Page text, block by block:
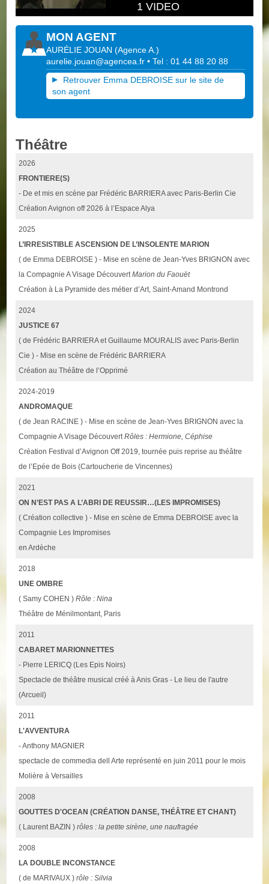
1 VIDEO
MON AGENT
AURÉLIE JOUAN (Agence A.)
aurelie.jouan@agencea.fr • Tel : 01 44 88 20 88
Retrouver Emma DEBROISE sur le site de
son agent
Théâtre
2026
FRONTIERE(S)
- De et mis en scène par Frédéric BARRIERA avec Paris-Berlin Cie
Création Avignon off 2026 à l’Espace Alya
2025
L’IRRESISTIBLE ASCENSION DE L’INSOLENTE MARION
( de Emma DEBROISE ) - Mise en scène de Jean-Yves BRIGNON avec
la Compagnie A Visage DécouvertMarion du Faouët
Création à La Pyramide des métier d’Art, Saint-Amand Montrond
2024
JUSTICE 67
( de Frédéric BARRIERA et Guillaume MOURALIS avec Paris-Berlin
Cie ) - Mise en scène de Frédéric BARRIERA
Création au Théâtre de l’Opprimé
2024-2019
ANDROMAQUE
( de Jean RACINE ) - Mise en scène de Jean-Yves BRIGNON avec la
Compagnie A Visage DécouvertRôles : Hermione, Céphise
Création Festival d’Avignon Off 2019, tournée puis reprise au théâtre
de l’Epée de Bois (Cartoucherie de Vincennes)
2021
ON N’EST PAS A L’ABRI DE REUSSIR…(LES IMPROMISES)
( Création collective ) - Mise en scène de Emma DEBROISE avec la
Compagnie Les Impromises
en Ardèche
2018
UNE OMBRE
( Samy COHEN )Rôle : Nina
Théâtre de Ménilmontant, Paris
2011
CABARET MARIONNETTES
- Pierre LERICQ (Les Epis Noirs)
Spectacle de théâtre musical créé à Anis Gras - Le lieu de l'autre
(Arcueil)
2011
L'AVVENTURA
- Anthony MAGNIER
spectacle de commedia dell Arte représenté en juin 2011 pour le mois
Molière à Versailles
2008
GOUTTES D'OCEAN (CRÉATION DANSE, THÉÂTRE ET CHANT)
( Laurent BAZIN )rôles : la petite sirène, une naufragée
2008
LA DOUBLE INCONSTANCE
( de MARIVAUX )rôle : Silvia